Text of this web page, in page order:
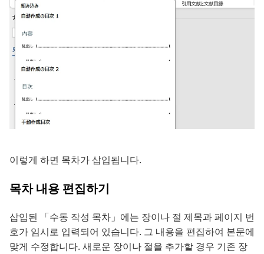
이렇게 하면 목차가 삽입됩니다.
목차 내용 편집하기
삽입된 「수동 작성 목차」에는 장이나 절 제목과 페이지 번
호가 임시로 입력되어 있습니다. 그 내용을 편집하여 본문에
맞게 수정합니다. 새로운 장이나 절을 추가할 경우 기존 장